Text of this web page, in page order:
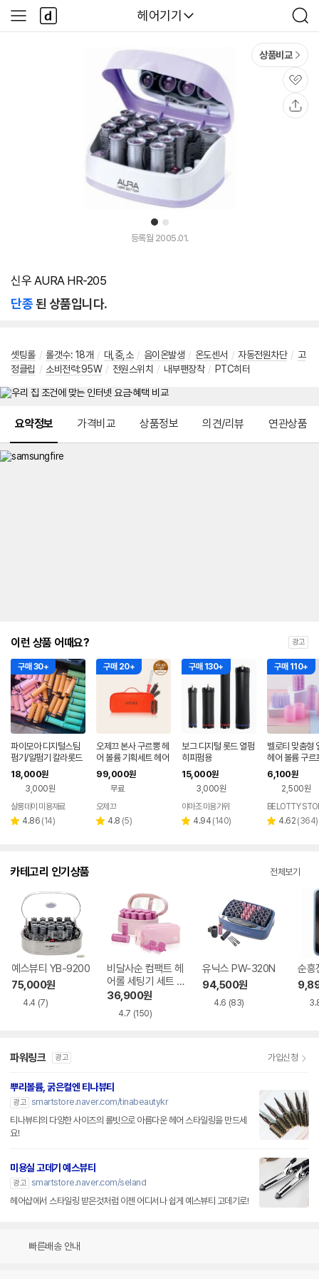
다나와
헤어기기
검
색
사
이
다
나
와
1 2
상품비교
관
심
등록월 2005.01.
신우 AURA HR-205
단종된 상품입니다.
셋팅롤 / 롤갯수: 18개 / 대,중,소 / 음이온발생 / 온도센서 / 자동전원차단 / 고
정클립 / 소비전력:95W / 전원스위치 / 내부팬장착 / PTC히터
요약정보 가격비교 상품정보 의견/리뷰 연관상품
이런 상품 어때요? 광고
구매 30+
파이모아 디지털스팀
펌기/알펌기 칼라롯드
(원짹/투짹 선택)롱롯
드/롯드선
18,000원
3,000원
살롱데이 미용재료
별 4.86 리
(14)
구매 20+
오제끄 본사 구르뽕 헤
어 볼륨 기획세트 헤어
롤 브러쉬
99,000원
무료
오제끄
별 4.8 리
(5)
구매 130+
보그 디지털 롯드 열펌
히피펌용
15,000원
3,000원
야마조 미용가위
별 4.94 리
(140)
구매 110+
벨로티 맞춤형
헤어 볼륨 구르
결합으로 완성
전도 헤어롤 [
전도 헤어롤
6,100원
2,500원
BELOTTY
별 4.62 리
(364)
카테고리 인기상품 전체보기
예스뷰티 YB-9200
75,000원
4.4 (7)
비달사순 컴팩트 헤
어롤 세팅기 세트 V
SHS10BK
36,900원
4.7 (150)
유닉스 PW-320N
94,500원
4.6 (83)
순흥
파워링크 광고 가입신청
뿌리볼륨, 굵은컬엔 티나뷰티
광고 smartstore.naver.com/tinabeautykr
티나뷰티의 다양한 사이즈의 롤빗으로 아름다운 헤어 스타일링을 만드세
요!
미용실 고데기 예스뷰티
광고 smartstore.naver.com/seland
헤어샵에서 스타일링 받은것처럼 이젠 어디서나 쉽게 예스뷰티 고데기로!
빠른배송 안내